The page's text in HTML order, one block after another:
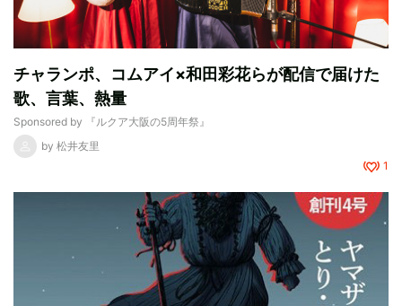
チャランポ、コムアイ×和田彩花らが配信で届けた
歌、言葉、熱量
Sponsored by
『ルクア大阪の5周年祭』
by 松井友里
1